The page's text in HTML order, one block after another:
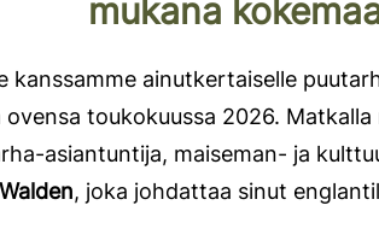
mukana
kanssamme ainutkertaiselle
ovensa toukokuussa 2026. Matkalla
asiantuntija, maiseman- ja
Walden, joka johdattaa sinut